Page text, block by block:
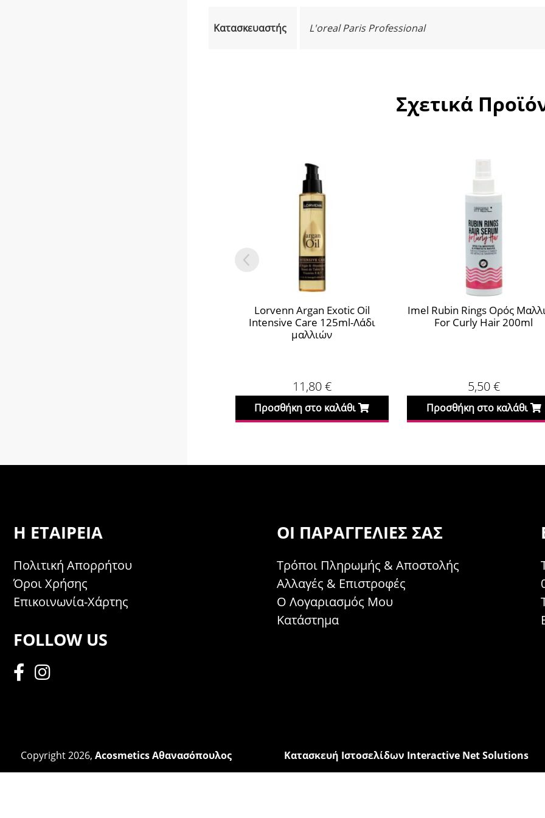
Κατασκευαστής L'oreal Paris Professional
Σχετικά
Lorvenn Argan Exotic Oil
Intensive Care 125ml-Λάδι
μαλλιών
11,80€
Προσθήκη στο καλάθι
Imel Rubin Rings Ορός
For Curly Hair 200ml
5,50€
Προσθήκη στο καλάθι
Η ΕΤΑΙΡΕΊΑ
Πολιτική Απορρήτου
Όροι Χρήσης
Επικοινωνία-Χάρτης
FOLLOW US
ΟΙ ΠΑΡΑΓΓΕΛΊΕΣ ΣΑΣ
Τρόποι Πληρωμής & Αποστολής
Αλλαγές & Επιστροφές
Ο Λογαριασμός Μου
Κατάστημα
Copyright 2026, Acosmetics Αθανασόπουλος Κατασκευή Ιστοσελίδων Interactive Net Solutions